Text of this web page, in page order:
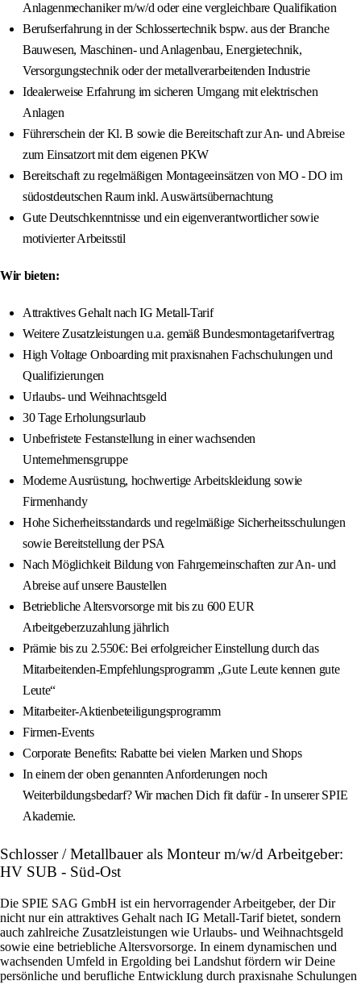
Anlagenmechaniker m/w/d oder eine vergleichbare Qualifikation
Berufserfahrung in der Schlossertechnik bspw. aus der Branche
Bauwesen, Maschinen- und Anlagenbau, Energietechnik,
Versorgungstechnik oder der metallverarbeitenden Industrie
Idealerweise Erfahrung im sicheren Umgang mit elektrischen
Anlagen
Führerschein der Kl. B sowie die Bereitschaft zur An- und Abreise
zum Einsatzort mit dem eigenen PKW
Bereitschaft zu regelmäßigen Montageeinsätzen von MO - DO im
südostdeutschen Raum inkl. Auswärtsübernachtung
Gute Deutschkenntnisse und ein eigenverantwortlicher sowie
motivierter Arbeitsstil
Wir bieten:
Attraktives Gehalt nach IG Metall-Tarif
Weitere Zusatzleistungen u.a. gemäß Bundesmontagetarifvertrag
High Voltage Onboarding mit praxisnahen Fachschulungen und
Qualifizierungen
Urlaubs- und Weihnachtsgeld
30 Tage Erholungsurlaub
Unbefristete Festanstellung in einer wachsenden
Unternehmensgruppe
Moderne Ausrüstung, hochwertige Arbeitskleidung sowie
Firmenhandy
Hohe Sicherheitsstandards und regelmäßige Sicherheitsschulungen
sowie Bereitstellung der PSA
Nach Möglichkeit Bildung von Fahrgemeinschaften zur An- und
Abreise auf unsere Baustellen
Betriebliche Altersvorsorge mit bis zu 600 EUR
Arbeitgeberzuzahlung jährlich
Prämie bis zu 2.550€: Bei erfolgreicher Einstellung durch das
Mitarbeitenden-Empfehlungsprogramm „Gute Leute kennen gute
Leute“
Mitarbeiter-Aktienbeteiligungsprogramm
Firmen-Events
Corporate Benefits: Rabatte bei vielen Marken und Shops
In einem der oben genannten Anforderungen noch
Weiterbildungsbedarf? Wir machen Dich fit dafür - In unserer SPIE
Akademie.
Schlosser / Metallbauer als Monteur m/w/d Arbeitgeber:
HV SUB - Süd-Ost
Die SPIE SAG GmbH ist ein hervorragender Arbeitgeber, der Dir
nicht nur ein attraktives Gehalt nach IG Metall-Tarif bietet, sondern
auch zahlreiche Zusatzleistungen wie Urlaubs- und Weihnachtsgeld
sowie eine betriebliche Altersvorsorge. In einem dynamischen und
wachsenden Umfeld in Ergolding bei Landshut fördern wir Deine
persönliche und berufliche Entwicklung durch praxisnahe Schulungen